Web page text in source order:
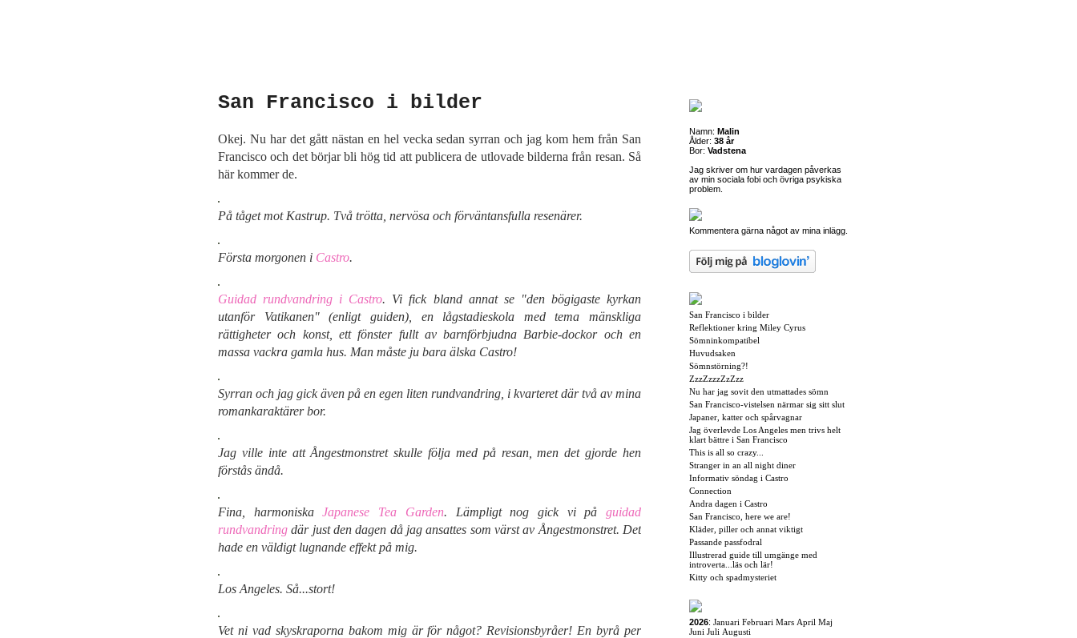
San Francisco i bilder
Okej. Nu har det gått nästan en hel vecka sedan syrran och jag kom hem från San
Francisco och det börjar bli hög tid att publicera de utlovade bilderna från resan. Så
här kommer de.
På tåget mot Kastrup. Två trötta, nervösa och förväntansfulla resenärer.
Första morgonen i Castro.
Guidad rundvandring i Castro. Vi fick bland annat se "den bögigaste kyrkan
utanför Vatikanen" (enligt guiden), en lågstadieskola med tema mänskliga
rättigheter och konst, ett fönster fullt av barnförbjudna Barbie-dockor och en
massa vackra gamla hus. Man måste ju bara älska Castro!
Syrran och jag gick även på en egen liten rundvandring, i kvarteret där två av mina
romankaraktärer bor.
Jag ville inte att Ångestmonstret skulle följa med på resan, men det gjorde hen
förstås ändå.
Fina, harmoniskaJapanese Tea Garden. Lämpligt nog gick vi påguidad
rundvandring där just den dagen då jag ansattes som värst av Ångestmonstret. Det
hade en väldigt lugnande effekt på mig.
Los Angeles. Så...stort!
Vet ni vad skyskraporna bakom mig är för något? Revisionsbyråer! En byrå per
Namn: Malin
Ålder: 38 år
Bor: Vadstena
Jag skriver om hur vardagen påverkas
av min sociala fobi och övriga psykiska
problem.
Kommentera gärna något av mina inlägg.
San Francisco i bilder
Reflektioner kring Miley Cyrus
Sömninkompatibel
Huvudsaken
Sömnstörning?!
ZzzZzzzZzZzz
Nu har jag sovit den utmattades sömn
San Francisco-vistelsen närmar sig sitt slut
Japaner, katter och spårvagnar
Jag överlevde Los Angeles men trivs helt
klart bättre i San Francisco
This is all so crazy...
Stranger in an all night diner
Informativ söndag i Castro
Connection
Andra dagen i Castro
San Francisco, here we are!
Kläder, piller och annat viktigt
Passande passfodral
Illustrerad guide till umgänge med
introverta...läs och lär!
Kitty och spadmysteriet
2026: Januari Februari Mars April Maj
Juni Juli Augusti